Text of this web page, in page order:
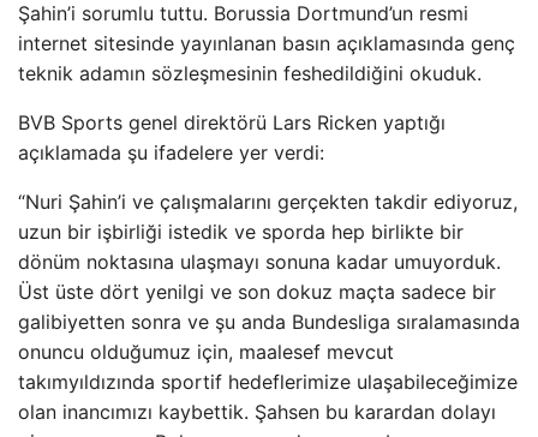
Şahin’i sorumlu tuttu. Borussia Dortmund’un resmi
internet sitesinde yayınlanan basın açıklamasında genç
teknik adamın sözleşmesinin feshedildiğini okuduk.
BVB Sports genel direktörü Lars Ricken yaptığı
açıklamada şu ifadelere yer verdi:
“Nuri Şahin’i ve çalışmalarını gerçekten takdir ediyoruz,
uzun bir işbirliği istedik ve sporda hep birlikte bir
dönüm noktasına ulaşmayı sonuna kadar umuyorduk.
Üst üste dört yenilgi ve son dokuz maçta sadece bir
galibiyetten sonra ve şu anda Bundesliga sıralamasında
onuncu olduğumuz için, maalesef mevcut
takımyıldızında sportif hedeflerimize ulaşabileceğimize
olan inancımızı kaybettik. Şahsen bu karardan dolayı